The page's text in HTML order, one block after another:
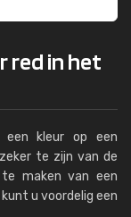
red in het
kleur op een
te zijn van de
maken van een
u voordelig een